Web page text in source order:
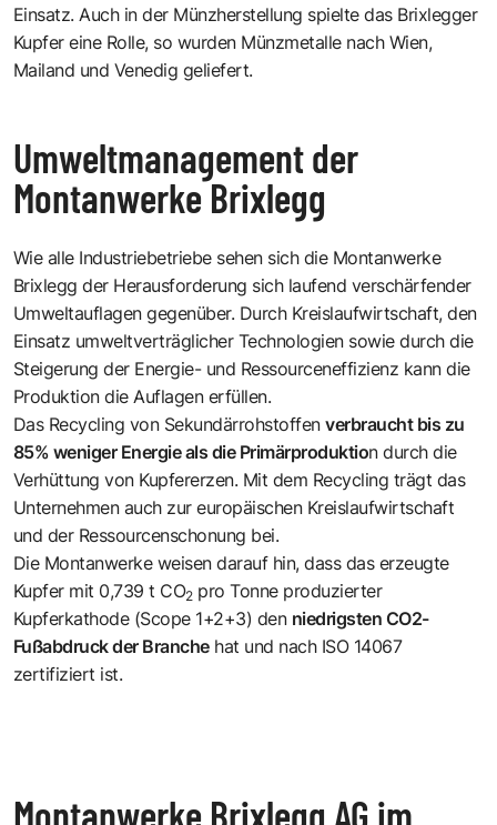
Einsatz. Auch in der Münzherstellung spielte das Brixlegger
Kupfer eine Rolle, so wurden Münzmetalle nach Wien,
Mailand und Venedig geliefert.
Umweltmanagement der
Montanwerke Brixlegg
Wie alle Industriebetriebe sehen sich die Montanwerke
Brixlegg der Herausforderung sich laufend verschärfender
Umweltauflagen gegenüber. Durch Kreislaufwirtschaft, den
Einsatz umweltverträglicher Technologien sowie durch die
Steigerung der Energie- und Ressourceneffizienz kann die
Produktion die Auflagen erfüllen.
Das Recycling von Sekundärrohstoffenverbraucht bis zu
85% weniger Energie als die Primärproduktion durch die
Verhüttung von Kupfererzen. Mit dem Recycling trägt das
Unternehmen auch zur europäischen Kreislaufwirtschaft
und der Ressourcenschonung bei.
Die Montanwerke weisen darauf hin, dass das erzeugte
Kupfer mit 0,739 t CO2 pro Tonne produzierter
Kupferkathode (Scope 1+2+3) den niedrigsten CO2-
Fußabdruck der Branche hat und nach ISO 14067
zertifiziert ist.
Montanwerke Brixlegg AG im